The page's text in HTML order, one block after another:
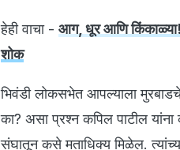
हेही वाचा - आग, धूर आणि किंकाळ्या!
शोक
भिवंडी लोकसभेत आपल्याला
का? असा प्रश्न कपिल पाटील यांना
संघातून कसे मताधिक्य मिळेल.